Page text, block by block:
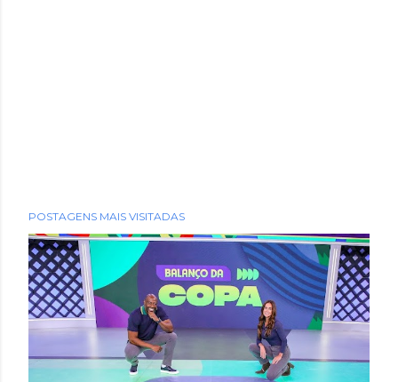
POSTAGENS MAIS VISITADAS